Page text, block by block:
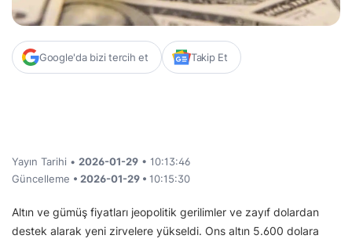
Google'da bizi tercih et Takip Et
Yayın Tarihi • 2026-01-29 • 10:13:46
Güncelleme • 2026-01-29 • 10:15:30
Altın ve gümüş fiyatları jeopolitik gerilimler ve zayıf dolardan
destek alarak yeni zirvelere yükseldi. Ons altın 5.600 dolara